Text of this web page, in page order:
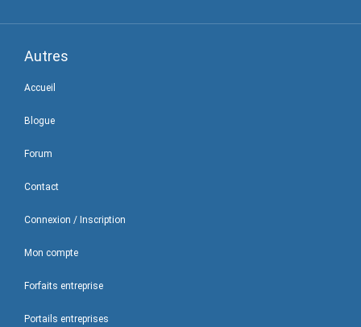
Autres
Accueil
Blogue
Forum
Contact
Connexion / Inscription
Mon compte
Forfaits entreprise
Portails entreprises